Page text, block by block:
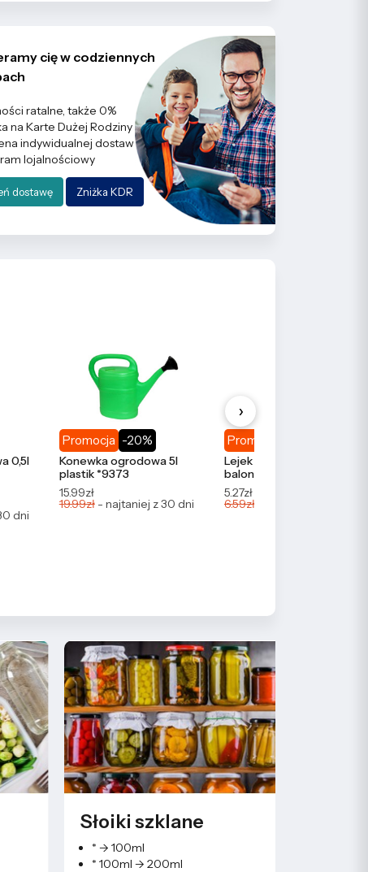
cię w codziennych
ratalne, także 0%
na Karte Dużej Rodziny
indywidualnej dostaw
lojalnościowy
dostawę Zniżka KDR
0,5l
dni
Promocja -20%
Konewka ogrodowa 5l
plastik *9373
15.99zł
19.99zł- najtaniej z 30 dni
Promocja
Lejek do butelek, słoików,
balonów duży *2647
5.27zł
6.59zł
›
Słoiki szklane
* -> 100ml
* 100ml -> 200ml